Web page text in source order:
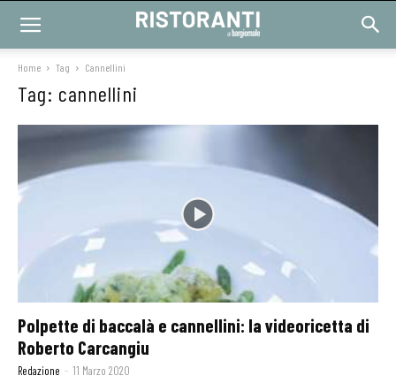
Home Tag Cannellini
Tag: cannellini
Polpette di baccalà e cannellini: la videoricetta di
Roberto Carcangiu
Redazione - 11 Marzo 2020